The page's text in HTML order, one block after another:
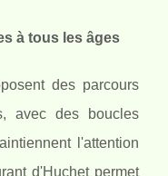
à tous les âges
des parcours
avec des boucles
l'attention
d'Huchet permet